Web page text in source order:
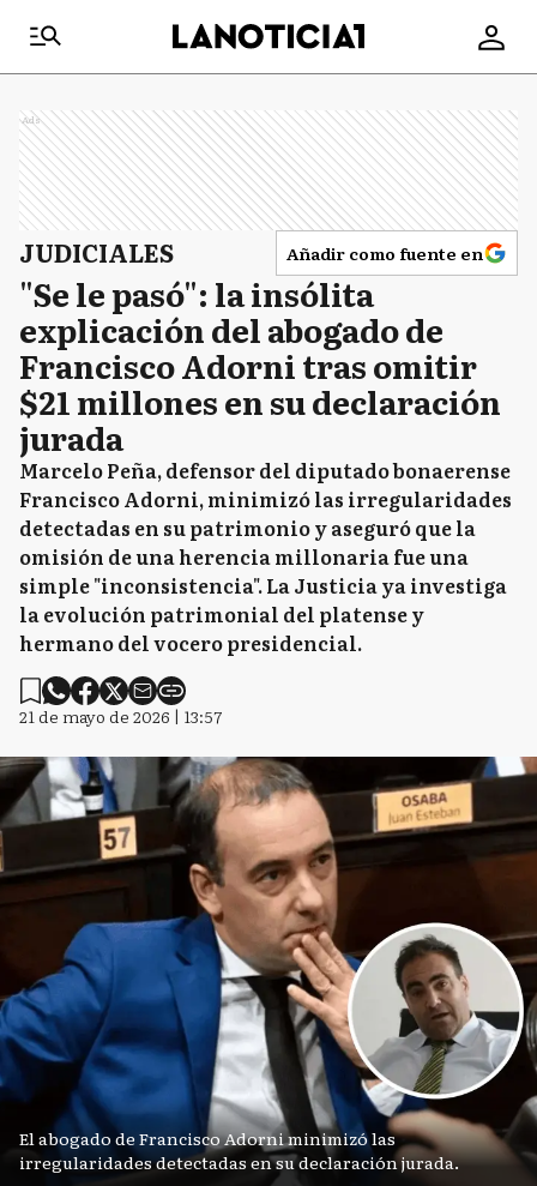
Ads
JUDICIALES Añadir como fuente en
"Se le pasó": la insólita
explicación del abogado de
Francisco Adorni tras omitir
$21 millones en su declaración
jurada
Marcelo Peña, defensor del diputado bonaerense
Francisco Adorni, minimizó las irregularidades
detectadas en su patrimonio y aseguró que la
omisión de una herencia millonaria fue una
simple "inconsistencia". La Justicia ya investiga
la evolución patrimonial del platense y
hermano del vocero presidencial.
21 de mayo de 2026 | 13:57
El abogado de Francisco Adorni minimizó las
irregularidades detectadas en su declaración jurada.